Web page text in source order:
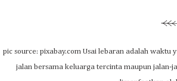
pic source: pixabay.com Usai lebaran adalah
jalan bersama keluarga tercinta maupun jalan-